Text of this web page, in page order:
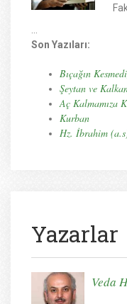
...
Son Yazıları:
Bıçağın
Şeytan ve
Aç Kalmamıza
Kurban
Hz. İbrahim
Yazarlar
Veda